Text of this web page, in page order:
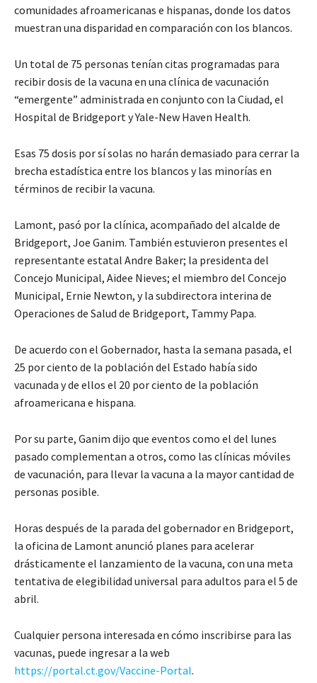
comunidades afroamericanas e hispanas, donde los datos
muestran una disparidad en comparación con los blancos.
Un total de 75 personas tenían citas programadas para
recibir dosis de la vacuna en una clínica de vacunación
“emergente” administrada en conjunto con la Ciudad, el
Hospital de Bridgeport y Yale-New Haven Health.
Esas 75 dosis por sí solas no harán demasiado para cerrar la
brecha estadística entre los blancos y las minorías en
términos de recibir la vacuna.
Lamont, pasó por la clínica, acompañado del alcalde de
Bridgeport, Joe Ganim. También estuvieron presentes el
representante estatal Andre Baker; la presidenta del
Concejo Municipal, Aidee Nieves; el miembro del Concejo
Municipal, Ernie Newton, y la subdirectora interina de
Operaciones de Salud de Bridgeport, Tammy Papa.
De acuerdo con el Gobernador, hasta la semana pasada, el
25 por ciento de la población del Estado había sido
vacunada y de ellos el 20 por ciento de la población
afroamericana e hispana.
Por su parte, Ganim dijo que eventos como el del lunes
pasado complementan a otros, como las clínicas móviles
de vacunación, para llevar la vacuna a la mayor cantidad de
personas posible.
Horas después de la parada del gobernador en Bridgeport,
la oficina de Lamont anunció planes para acelerar
drásticamente el lanzamiento de la vacuna, con una meta
tentativa de elegibilidad universal para adultos para el 5 de
abril.
Cualquier persona interesada en cómo inscribirse para las
vacunas, puede ingresar a la web
https://portal.ct.gov/Vaccine-Portal.